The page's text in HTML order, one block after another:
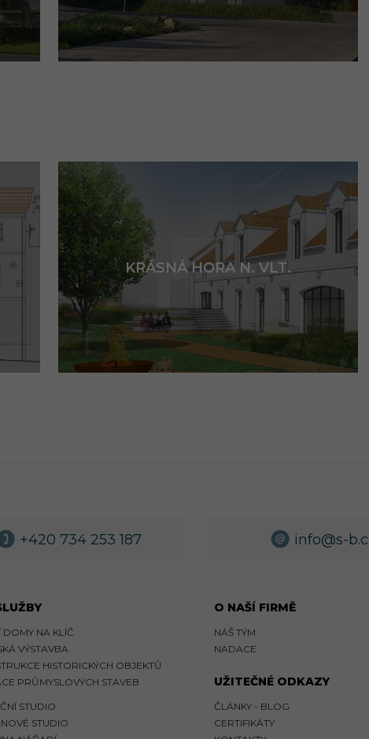
KRÁSNÁ HORA N. VLT.
+420 734 253 187
DOMY NA KLÍČ
VÝSTAVBA
HISTORICKÝCH OBJEKTŮ
PRŮMYSLOVÝCH STAVEB
STUDIO
STUDIO
info@s-
O NAŠÍ FIRMĚ
NÁŠ TÝM
NADACE
UŽITEČNÉ ODKAZY
ČLÁNKY - BLOG
CERTIFIKÁTY